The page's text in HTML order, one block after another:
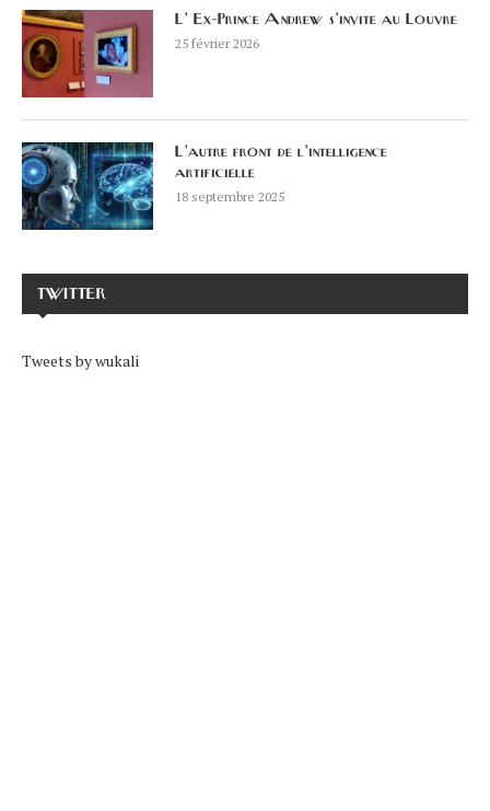
L’ Ex-Prince Andrew s’invite au Louvre
25 février 2026
L’autre front de l’intelligence
artificielle
18 septembre 2025
TWITTER
Tweets by wukali